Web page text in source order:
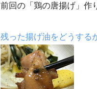
前回の「鶏の唐揚げ」作
残った揚げ油をどうする